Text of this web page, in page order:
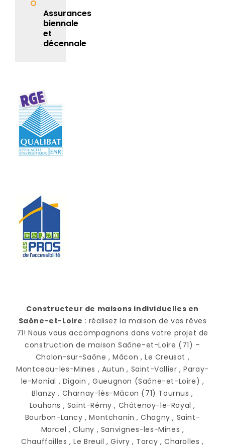
Assurances
biennale
et
décennale
Constructeur de maisons individuelles en
Saône-et-Loire : réalisez la maison de vos rêves
71! Nous vous accompagnons dans votre projet de
construction de maison Saône-et-Loire (71) –
Chalon-sur-Saône , Mâcon , Le Creusot ,
Montceau-les-Mines , Autun , Saint-Vallier , Paray-
le-Monial , Digoin , Gueugnon (Saône-et-Loire) ,
Blanzy , Charnay-lès-Mâcon (71) Tournus ,
Louhans , Saint-Rémy , Châtenoy-le-Royal ,
Bourbon-Lancy , Montchanin , Chagny , Saint-
Marcel , Cluny , Sanvignes-les-Mines ,
Chauffailles , Le Breuil , Givry , Torcy , Charolles ,